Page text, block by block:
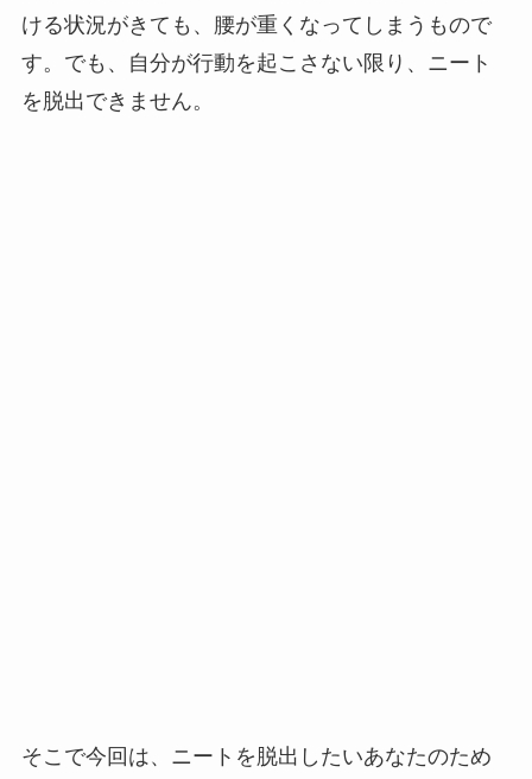
ける状況がきても、腰が重くなってしまうもので
す。でも、自分が行動を起こさない限り、ニート
を脱出できません。
そこで今回は、ニートを脱出したいあなたのため